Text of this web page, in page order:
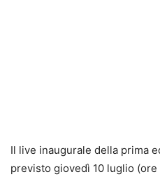
Il live inaugurale della prima
previsto giovedì 10 luglio